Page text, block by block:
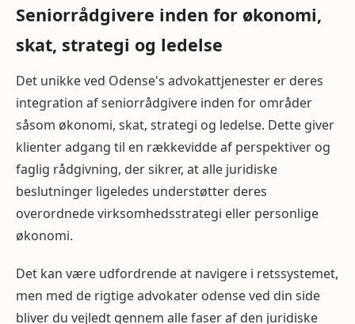
Seniorrådgivere inden for økonomi,
skat, strategi og ledelse
Det unikke ved Odense's advokattjenester er deres
integration af seniorrådgivere inden for områder
såsom økonomi, skat, strategi og ledelse. Dette giver
klienter adgang til en rækkevidde af perspektiver og
faglig rådgivning, der sikrer, at alle juridiske
beslutninger ligeledes understøtter deres
overordnede virksomhedsstrategi eller personlige
økonomi.
Det kan være udfordrende at navigere i retssystemet,
men med de rigtige advokater odense ved din side
bliver du vejledt gennem alle faser af den juridiske